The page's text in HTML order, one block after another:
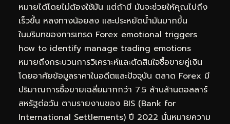
หมายได้โดยไม่ต้องใช้มัน แต่ถ้ามี มันจะช่วยให้คุณไปถึง
เร็วขึ้น หลงทางน้อยลง และประหยัดน้ำมันมากขึ้น
ในบริบทของการเทรด Forex emotional triggers
how to identify manage trading emotions
หมายถึงกระบวนการวิเคราะห์และตัดสินใจซื้อขายคู่เงิน
โดยอาศัยข้อมูลราคาในอดีตและปัจจุบัน ตลาด Forex มี
ปริมาณการซื้อขายเฉลี่ยมากกว่า 7.5 ล้านล้านดอลลาร์
สหรัฐต่อวัน ตามรายงานของ BIS (Bank for
International Settlements) ปี 2022 นั่นหมายความ